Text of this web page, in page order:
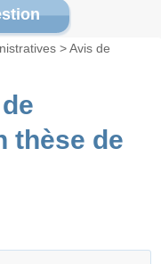
>Avis de
thèse de